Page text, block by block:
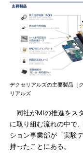
デクセリアルズの主要製品［
リアルズ
同社がMIの推進をス
に取り組む流れの中で
ション事業部が「実験
持ったことにある。